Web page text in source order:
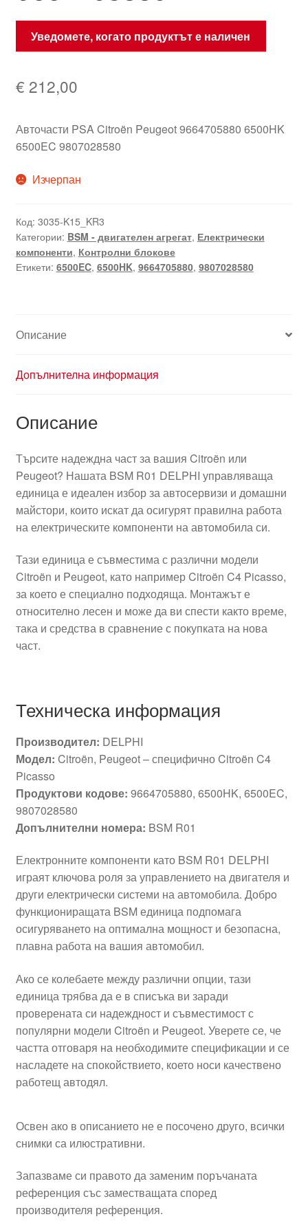
Уведомете, когато продуктът е наличен
€ 212,00
Авточасти PSA Citroën Peugeot 9664705880 6500HK
6500EC 9807028580
Изчерпан
Код: 3035-K15_KR3
Категории: BSM - двигателен агрегат, Електрически
компоненти, Контролни блокове
Етикети: 6500EC, 6500HK, 9664705880, 9807028580
Описание
Допълнителна информация
Описание
Търсите надеждна част за вашия Citroën или
Peugeot? Нашата BSM R01 DELPHI управляваща
единица е идеален избор за автосервизи и домашни
майстори, които искат да осигурят правилна работа
на електрическите компоненти на автомобила си.
Тази единица е съвместима с различни модели
Citroën и Peugeot, като например Citroën C4 Picasso,
за което е специално подходяща. Монтажът е
относително лесен и може да ви спести както време,
така и средства в сравнение с покупката на нова
част.
Техническа информация
Производител: DELPHI
Модел: Citroën, Peugeot – специфично Citroën C4
Picasso
Продуктови кодове: 9664705880, 6500HK, 6500EC,
9807028580
Допълнителни номера: BSM R01
Електронните компоненти като BSM R01 DELPHI
играят ключова роля за управлението на двигателя и
други електрически системи на автомобила. Добрo
функциониращата BSM единица подпомага
осигуряването на оптимална мощност и безопасна,
плавна работа на вашия автомобил.
Ако се колебаете между различни опции, тази
единица трябва да е в списъка ви заради
проверената си надеждност и съвместимост с
популярни модели Citroën и Peugeot. Уверете се, че
частта отговаря на необходимите спецификации и се
насладете на спокойствието, което носи качествено
работещ автодял.
Освен ако в описанието не е посочено друго, всички
снимки са илюстративни.
Запазваме си правото да заменим поръчаната
референция със заместващата според
производителя референция.